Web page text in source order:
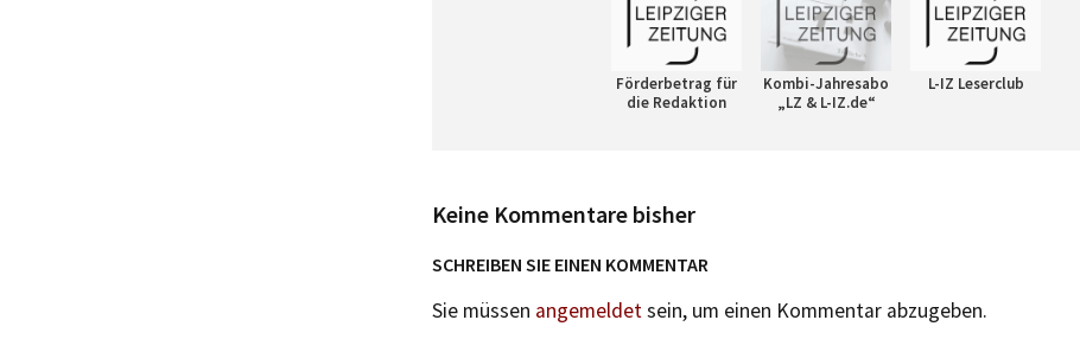
Förderbetrag für
die Redaktion
Kombi-Jahresabo
„LZ & L-IZ.de“
L-IZ Leserclub
Keine Kommentare bisher
SCHREIBEN SIE EINEN KOMMENTAR
Sie müssen angemeldetsein, um einen Kommentar abzugeben.